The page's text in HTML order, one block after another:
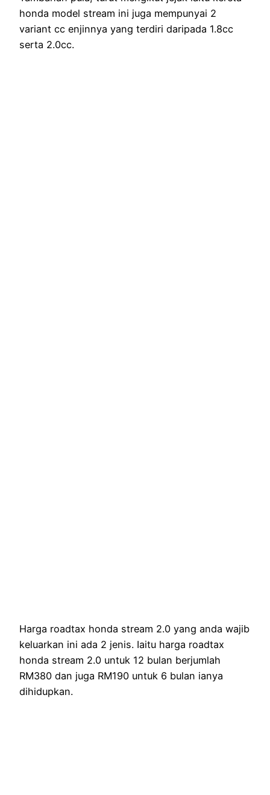
honda model stream ini juga mempunyai 2
variant cc enjinnya yang terdiri daripada 1.8cc
serta 2.0cc.
Harga roadtax honda stream 2.0 yang anda wajib
keluarkan ini ada 2 jenis. Iaitu harga roadtax
honda stream 2.0 untuk 12 bulan berjumlah
RM380 dan juga RM190 untuk 6 bulan ianya
dihidupkan.